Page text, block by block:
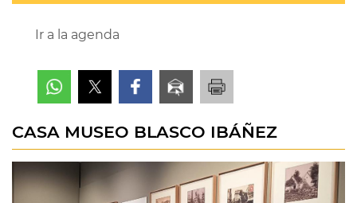
Ir a la agenda
CASA MUSEO BLASCO IBÁÑEZ